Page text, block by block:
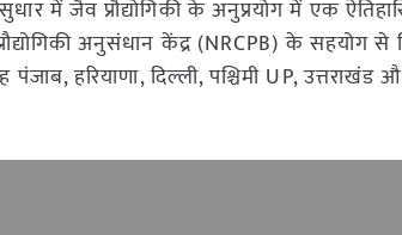
में जैव प्रौद्योगिकी के अनुप्रयोग में एक
अनुसंधान केंद्र (NRCPB) के सहयोग
हरियाणा, दिल्ली, पश्चिमी UP, उत्तराखंड